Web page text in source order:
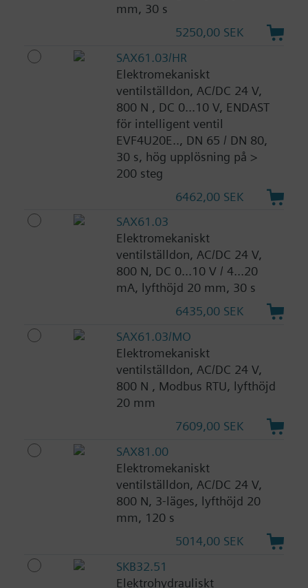
mm, 30 s
5250,00 SEK
SAX61.03/HR
Elektromekaniskt
ventilställdon, AC/DC 24 V,
800 N , DC 0...10 V, ENDAST
för intelligent ventil
EVF4U20E.., DN 65 / DN 80,
30 s, hög upplösning på >
200 steg
6462,00 SEK
SAX61.03
Elektromekaniskt
ventilställdon, AC/DC 24 V,
800 N, DC 0...10 V / 4...20
mA, lyfthöjd 20 mm, 30 s
6435,00 SEK
SAX61.03/MO
Elektromekaniskt
ventilställdon, AC/DC 24 V,
800 N , Modbus RTU, lyfthöjd
20 mm
7609,00 SEK
SAX81.00
Elektromekaniskt
ventilställdon, AC/DC 24 V,
800 N, 3-läges, lyfthöjd 20
mm, 120 s
5014,00 SEK
SKB32.51
Elektrohydrauliskt